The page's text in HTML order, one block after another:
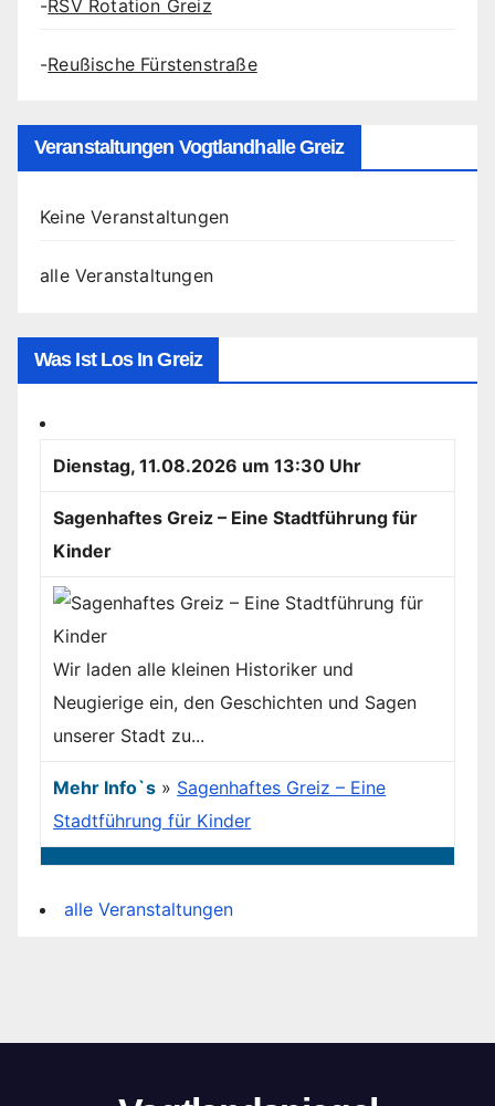
-RSV Rotation Greiz
-Reußische Fürstenstraße
Veranstaltungen Vogtlandhalle Greiz
Keine Veranstaltungen
alle Veranstaltungen
Was Ist Los In Greiz
Dienstag, 11.08.2026 um 13:30 Uhr
Sagenhaftes Greiz – Eine Stadtführung für
Kinder
Wir laden alle kleinen Historiker und
Neugierige ein, den Geschichten und Sagen
unserer Stadt zu...
Mehr Info`s » Sagenhaftes Greiz – Eine
Stadtführung für Kinder
alle Veranstaltungen